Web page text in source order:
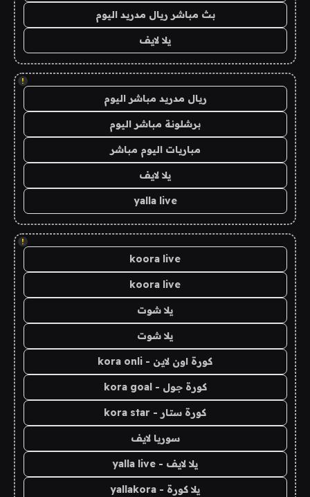
بث مباشر ريال مدريد اليوم
يلا لايف
!
ريال مدريد مباشر اليوم
برشلونة مباشر اليوم
مباريات اليوم مباشر
يلا لايف
yalla live
!
koora live
koora live
يلا شوت
يلا شوت
كورة اون لاين - kora onli
كورة جول - kora goal
كورة ستار - kora star
سوريا لايف
يلا لايف - yalla live
يلا كورة - yallakora